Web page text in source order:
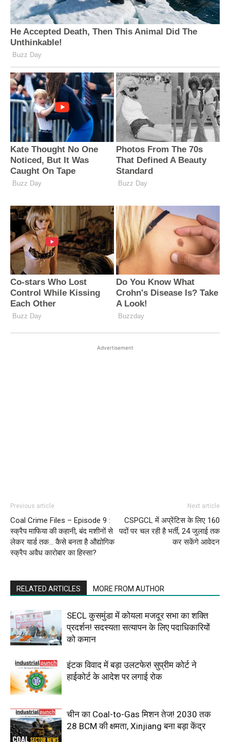
Advertisement
Previous article
Coal Crime Files – Episode 9 :
स्क्रैप माफिया की कहानी, बंद मशीनों से
लेकर यार्ड तक… कैसे बनता है औद्योगिक
स्क्रैप अवैध कारोबार का हिस्सा?
Next article
CSPGCL में अप्रेंटिस के लिए 160
पदों पर चल रही है भर्ती, 24 जुलाई तक
कर सकेंगे आवेदन
RELATED ARTICLES MORE FROM AUTHOR
SECL कुसमुंडा में कोयला मजदूर सभा का शक्ति
प्रदर्शन! सदस्यता सत्यापन के लिए पदाधिकारियों
को कमान
इंटक विवाद में बड़ा उलटफेर! सुप्रीम कोर्ट ने
हाईकोर्ट के आदेश पर लगाई रोक
चीन का Coal-to-Gas मिशन तेज! 2030 तक
28 BCM की क्षमता, Xinjiang बना बड़ा केंद्र